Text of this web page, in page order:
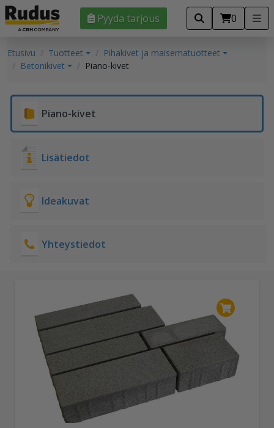
Pyydä tarjous 0
Etusivu Tuotteet
Pihakivet ja maisematuotteet
Betonikivet
Piano-kivet
Piano-kivet
Lisätiedot
Ideakuvat
Yhteystiedot